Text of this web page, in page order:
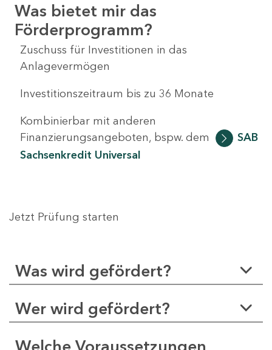
Was bietet mir das
Förderprogramm?
Zuschuss für Investitionen in das
Anlagevermögen
Investitionszeitraum bis zu 36 Monate
Kombinierbar mit anderen
Finanzierungsangeboten, bspw. dem
SAB
Sachsenkredit Universal
Jetzt Prüfung starten
Was wird gefördert?
Wer wird gefördert?
Welche Voraussetzungen